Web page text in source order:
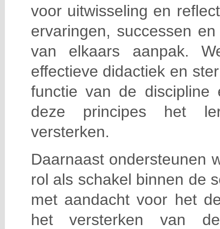
voor uitwisseling en
ervaringen, successen
van elkaars aanpak.
effectieve didactiek en
functie van de discipline
deze principes het
versterken.
Daarnaast ondersteunen
rol als schakel binnen de
met aandacht voor het
het versterken van